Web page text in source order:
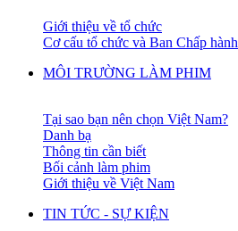
Giới thiệu về tổ chức
Cơ cấu tổ chức và Ban Chấp hành
MÔI TRƯỜNG LÀM PHIM
Tại sao bạn nên chọn Việt Nam?
Danh bạ
Thông tin cần biết
Bối cảnh làm phim
Giới thiệu về Việt Nam
TIN TỨC - SỰ KIỆN